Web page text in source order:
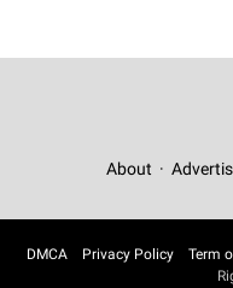
About
DMCA Privacy Policy Term